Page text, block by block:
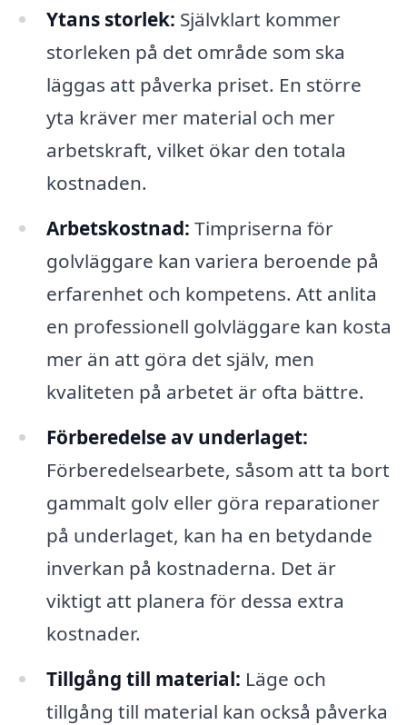
Ytans storlek: Självklart kommer
storleken på det område som ska
läggas att påverka priset. En större
yta kräver mer material och mer
arbetskraft, vilket ökar den totala
kostnaden.
Arbetskostnad: Timpriserna för
golvläggare kan variera beroende på
erfarenhet och kompetens. Att anlita
en professionell golvläggare kan kosta
mer än att göra det själv, men
kvaliteten på arbetet är ofta bättre.
Förberedelse av underlaget:
Förberedelsearbete, såsom att ta bort
gammalt golv eller göra reparationer
på underlaget, kan ha en betydande
inverkan på kostnaderna. Det är
viktigt att planera för dessa extra
kostnader.
Tillgång till material: Läge och
tillgång till material kan också påverka